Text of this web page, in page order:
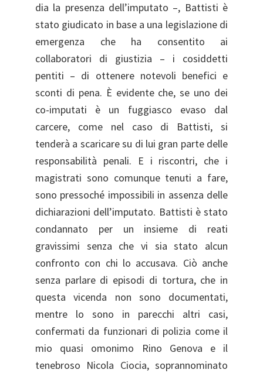
dia la presenza dell’imputato –, Battisti è
stato giudicato in base a una legislazione di
emergenza che ha consentito ai
collaboratori di giustizia – i cosiddetti
pentiti – di ottenere notevoli benefici e
sconti di pena. È evidente che, se uno dei
co-imputati è un fuggiasco evaso dal
carcere, come nel caso di Battisti, si
tenderà a scaricare su di lui gran parte delle
responsabilità penali. E i riscontri, che i
magistrati sono comunque tenuti a fare,
sono pressoché impossibili in assenza delle
dichiarazioni dell’imputato. Battisti è stato
condannato per un insieme di reati
gravissimi senza che vi sia stato alcun
confronto con chi lo accusava. Ciò anche
senza parlare di episodi di tortura, che in
questa vicenda non sono documentati,
mentre lo sono in parecchi altri casi,
confermati da funzionari di polizia come il
mio quasi omonimo Rino Genova e il
tenebroso Nicola Ciocia, soprannominato